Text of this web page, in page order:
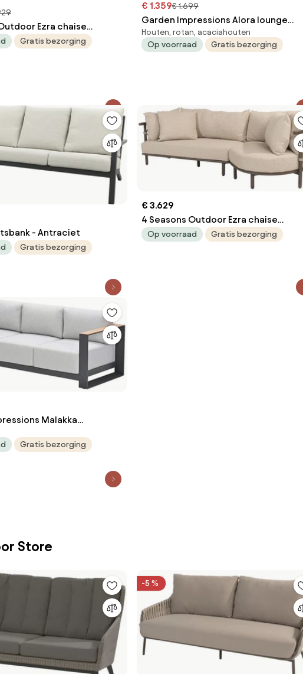
Ezra chaise
met love island XL
Gratis bezorging
€ 1.359€ 1.699
Garden Impressions Alora lounge
dining set 2-delig rechts - grey sand
Houten, rotan, acaciahouten
Op voorraad
Gratis bezorging
- Antraciet
Gratis bezorging
€ 3.629
4 Seasons Outdoor Ezra chaise
loungebank terre met love island
Op voorraad Gratis bezorging
Malakka
Gratis bezorging
Store
-5 %